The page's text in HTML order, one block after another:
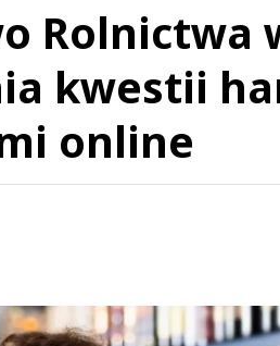
Rolnictwa
kwestii
online